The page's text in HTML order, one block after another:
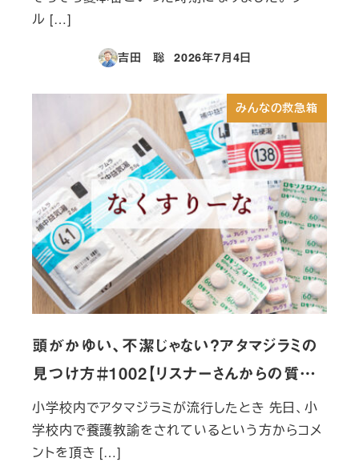
ル […]
吉田 聡
投稿日
2026年7月4日
みんなの救急箱
頭がかゆい、不潔じゃない？アタマジラミの
見つけ方＃1002【リスナーさんからの質…
小学校内でアタマジラミが流行したとき 先日、小
学校内で養護教諭をされているという方からコメ
ントを頂き […]